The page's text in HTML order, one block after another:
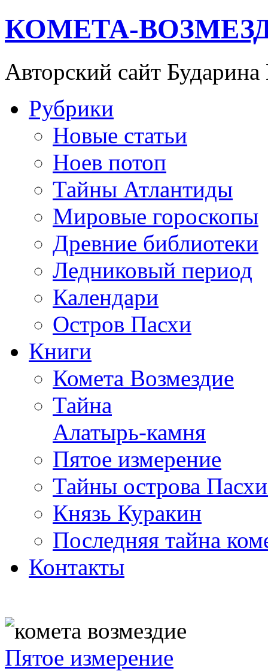
КОМЕТА-
Авторский сайт
Рубрики
Новые статьи
Ноев потоп
Тайны Атлантиды
Мировые гороскопы
Древние библиотеки
Ледниковый период
Календари
Остров Пасхи
Книги
Комета Возмездие
Тайна
Алатырь-камня
Пятое измерение
Тайны острова
Князь Куракин
Последняя тайна
Контакты
Пятое измерение